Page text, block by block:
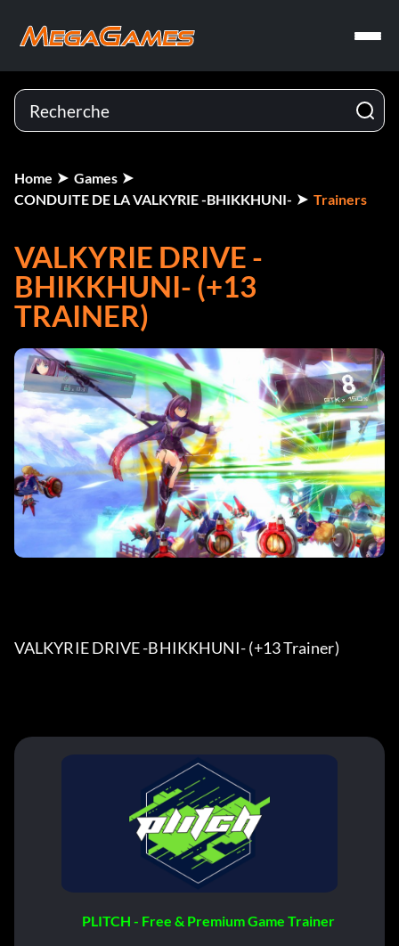
Home
Games
CONDUITE DE LA VALKYRIE -BHIKKHUNI-
Trainers
VALKYRIE DRIVE -
BHIKKHUNI- (+13
TRAINER)
VALKYRIE DRIVE -BHIKKHUNI- (+13 Trainer)
PLITCH - Free & Premium Game Trainer